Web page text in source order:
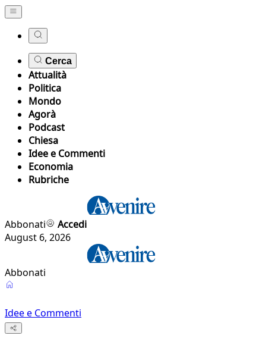
Cerca
Attualità
Politica
Mondo
Agorà
Podcast
Chiesa
Idee e Commenti
Economia
Rubriche
Abbonati
Accedi
August 6, 2026
Abbonati
Idee e Commenti